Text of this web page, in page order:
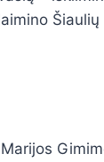
Šiaulių